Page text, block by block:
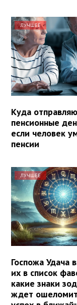
ЛУЧШЕЕ
Куда
пенсионные
если человек
пенсии
ЛУЧШЕЕ
Госпожа Удача
их в список
какие знаки
ждет